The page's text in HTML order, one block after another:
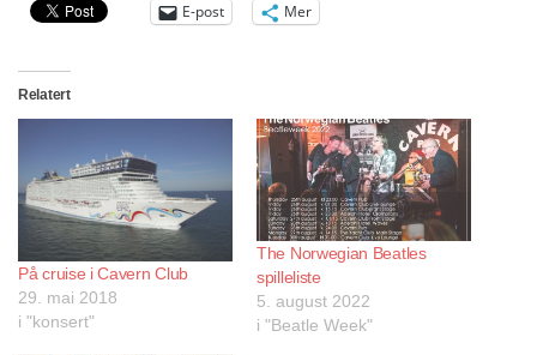
E-post Mer
Relatert
På cruise i Cavern Club
29. mai 2018
i "konsert"
The Norwegian Beatles
spilleliste
5. august 2022
i "Beatle Week"